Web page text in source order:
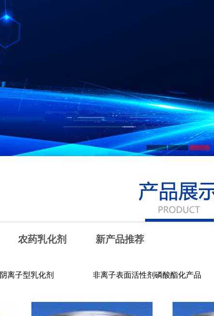
农药乳化剂 新产品推荐
阴离子型乳化剂 非离子表面活性剂磷酸酯化产品